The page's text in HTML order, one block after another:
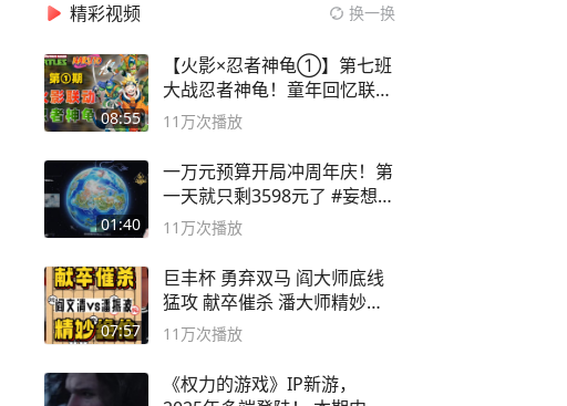
精彩视频 换一换
08:55
【火影×忍者神龟①】第七班
大战忍者神龟！童年回忆联动
论武？
11万次播放
01:40
一万元预算开局冲周年庆！第
一天就只剩3598元了 #妄想山
海
11万次播放
07:57
巨丰杯 勇弃双马 阎大师底线
猛攻 献卒催杀 潘大师精妙入
局
11万次播放
《权力的游戏》IP新游，